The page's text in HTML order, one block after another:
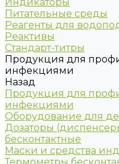
Питательные среды
Реагенты для
Реактивы
Стандарт-титры
Продукция для
инфекциями
Назад
Продукция для
инфекциями
Оборудование для
Дозаторы
бесконтактные
Маски и средства